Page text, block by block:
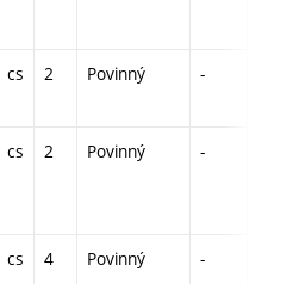
cs 2 Povinný -
cs 2 Povinný -
cs 4 Povinný -